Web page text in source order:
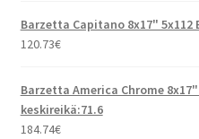
Barzetta Capitano 8x17" 5x112
120.73€
Barzetta America Chrome 8x17"
keskireikä:71.6
184.74€